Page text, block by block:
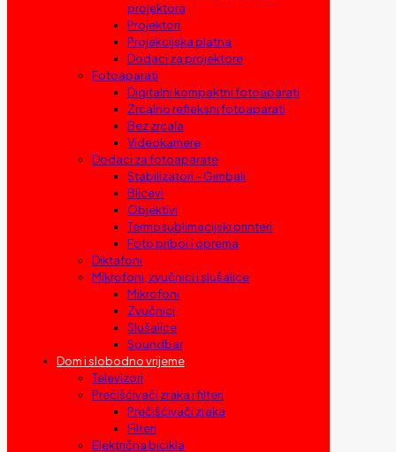
projektora
Projektori
Projekcijska platna
Dodaci za projektore
Fotoaparati
Digitalni kompaktni fotoaparati
Zrcalno refleksni fotoaparati
Bez zrcala
Videokamere
Dodaci za fotoaparate
Stabilizatori – Gimbali
Blicevi
Objektivi
Termosublimacijski printeri
Foto pribor i oprema
Diktafoni
Mikrofoni, zvučnici i slušalice
Mikrofoni
Zvučnici
Slušalice
Soundbar
Dom i slobodno vrijeme
Televizori
Prečišćivači zraka i filteri
Prečišćivači zraka
Filteri
Električna bicikla